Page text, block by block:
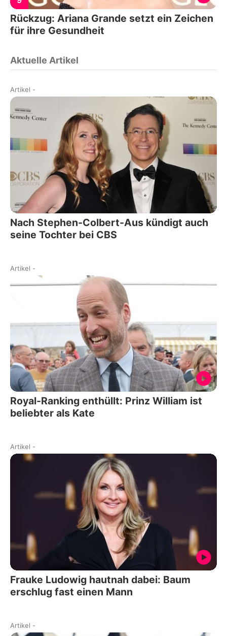
Rückzug: Ariana Grande setzt ein Zeichen
für ihre Gesundheit
Aktuelle Artikel
Artikel -
Nach Stephen-Colbert-Aus kündigt auch
seine Tochter bei CBS
Artikel -
Royal-Ranking enthüllt: Prinz William ist
beliebter als Kate
Artikel -
Frauke Ludowig hautnah dabei: Baum
erschlug fast einen Mann
Artikel -